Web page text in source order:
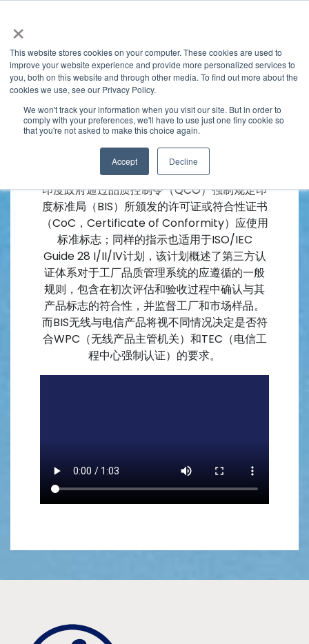
×
This website stores cookies on your computer. These cookies are used to
improve your website experience and provide more personalized services to
you, both on this website and through other media. To find out more about the
cookies we use, see our Privacy Policy.
We won't track your information when you visit our site. But in order to
comply with your preferences, we'll have to use just one tiny cookie so
that you're not asked to make this choice again.
Accept Decline
印度市场准入服务
印度政府通过品质控制令（QCO）强制规定印
度标准局（BIS）所颁发的许可证或符合性证书
（CoC，Certificate of Conformity）应使用
标准标志；同样的指示也适用于ISO/IEC
Guide 28 I/II/IV计划，该计划概述了第三方认
证体系对于工厂品质管理系统的应遵循的一般
规则，包含在初次评估和验收过程中确认与其
产品标志的符合性，并监督工厂和市场样品。
而BIS无线与电信产品将视不同情况决定是否符
合WPC（无线产品主管机关）和TEC（电信工
程中心强制认证）的要求。